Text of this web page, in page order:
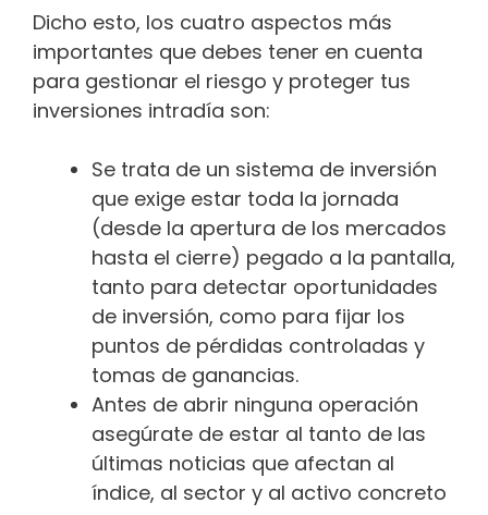
Dicho esto, los cuatro aspectos más
importantes que debes tener en cuenta
para gestionar el riesgo y proteger tus
inversiones intradía son:
Se trata de un sistema de inversión
que exige estar toda la jornada
(desde la apertura de los mercados
hasta el cierre) pegado a la pantalla,
tanto para detectar oportunidades
de inversión, como para fijar los
puntos de pérdidas controladas y
tomas de ganancias.
Antes de abrir ninguna operación
asegúrate de estar al tanto de las
últimas noticias que afectan al
índice, al sector y al activo concreto